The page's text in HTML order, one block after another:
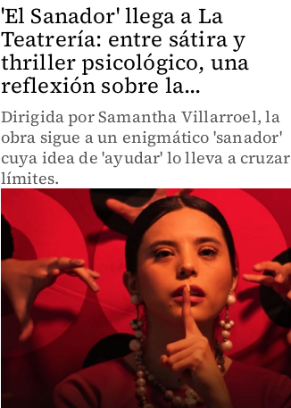
'El Sanador' llega a La
Teatrería: entre sátira y
thriller psicológico, una
reflexión sobre la...
Dirigida por Samantha Villarroel, la
obra sigue a un enigmático 'sanador'
cuya idea de 'ayudar' lo lleva a cruzar
límites.